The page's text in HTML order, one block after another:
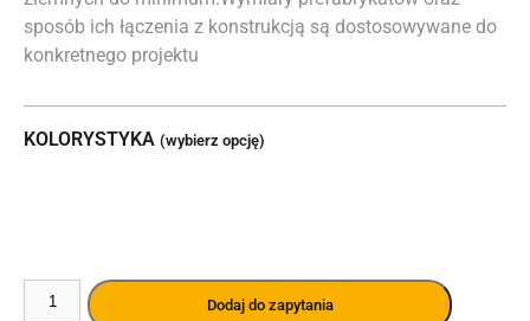
sposób ich łączenia z konstrukcją są dostosowywane do
konkretnego projektu
KOLORYSTYKA (wybierz opcję)
Dodaj do zapytania